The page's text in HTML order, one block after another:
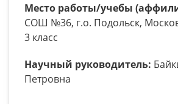
Место работы/учебы
СОШ №36, г.о. Подольск,
3 класс
Научный руководитель:
Петровна